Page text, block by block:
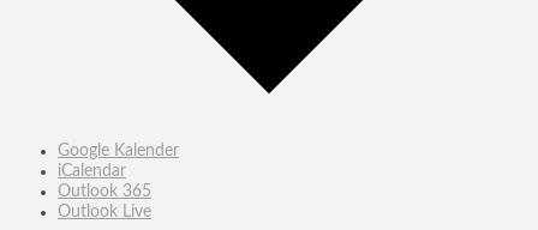
Google Kalender
iCalendar
Outlook 365
Outlook Live